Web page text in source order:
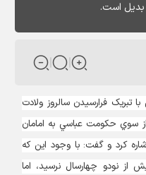
است.
تبریک فرارسیدن سالروز ولادت
سوي حكومت عباسي به امامان
کرد و گفت: با وجود اين كه
نود‌و‌ چهارسال نرسيد، اما